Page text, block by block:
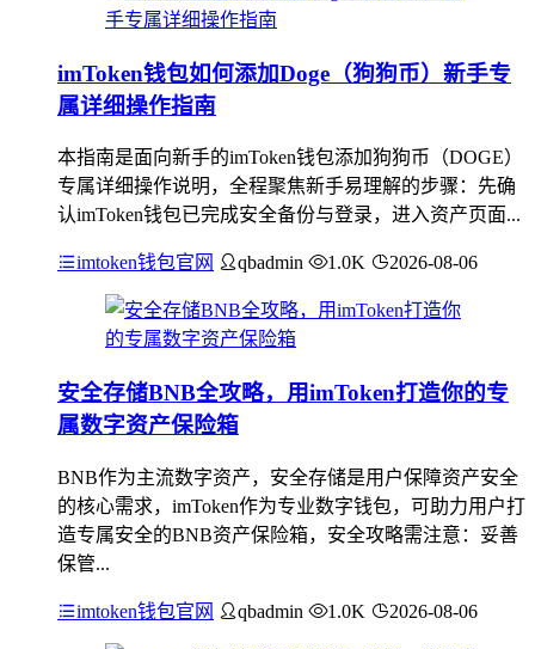
imToken钱包如何添加Doge（狗狗币）新手专
属详细操作指南
本指南是面向新手的imToken钱包添加狗狗币（DOGE）
专属详细操作说明，全程聚焦新手易理解的步骤：先确
认imToken钱包已完成安全备份与登录，进入资产页面...
imtoken钱包官网 qbadmin 1.0K 2026-08-06
安全存储BNB全攻略，用imToken打造你的专
属数字资产保险箱
BNB作为主流数字资产，安全存储是用户保障资产安全
的核心需求，imToken作为专业数字钱包，可助力用户打
造专属安全的BNB资产保险箱，安全攻略需注意：妥善
保管...
imtoken钱包官网 qbadmin 1.0K 2026-08-06